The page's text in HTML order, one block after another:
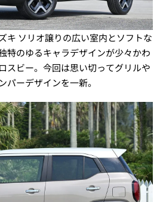
キ ソリオ譲りの広い室内とソフトな
特のゆるキャラデザインが少々かわ
スビー。今回は思い切ってグリルや
パーデザインを一新。